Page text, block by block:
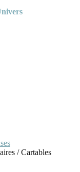
/Cartables